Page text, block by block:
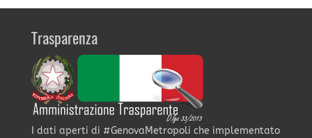
Trasparenza
I dati aperti di #GenovaMetropoli che implementato